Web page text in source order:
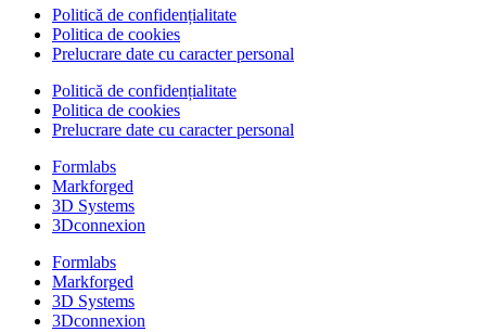
Politică de confidențialitate
Politica de cookies
Prelucrare date cu caracter personal
Politică de confidențialitate
Politica de cookies
Prelucrare date cu caracter personal
Formlabs
Markforged
3D Systems
3Dconnexion
Formlabs
Markforged
3D Systems
3Dconnexion